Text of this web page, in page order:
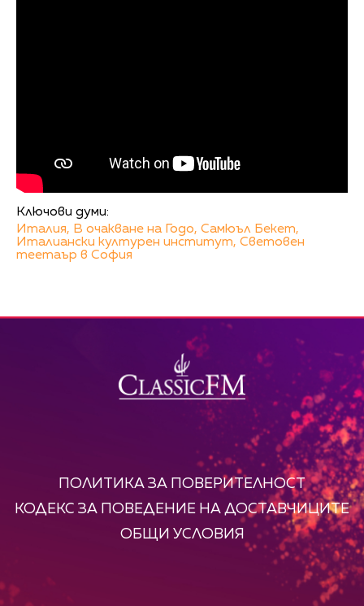
Ключови думи:
Италия, В очакване на Годо, Самюъл Бекет,
Италиански културен институт, Световен
теетаър в София
ПОЛИТИКА ЗА ПОВЕРИТЕЛНОСТ
КОДЕКС ЗА ПОВЕДЕНИЕ НА ДОСТАВЧИЦИТЕ
ОБЩИ УСЛОВИЯ